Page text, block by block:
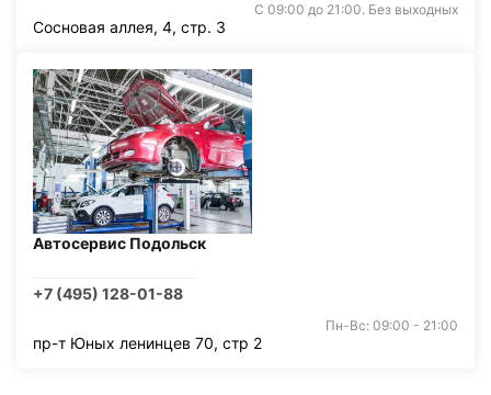
С 09:00 до 21:00. Без выходных
Сосновая аллея, 4, стр. 3
Автосервис Подольск
+7 (495) 128-01-88
Пн-Вс: 09:00 - 21:00
пр-т Юных ленинцев 70, стр 2